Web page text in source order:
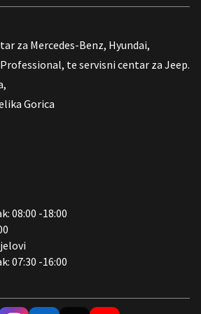
za Mercedes-Benz, Hyundai,
te servisni centar za Jeep.
Gorica
08:00 -18:00
07:30 -16:00